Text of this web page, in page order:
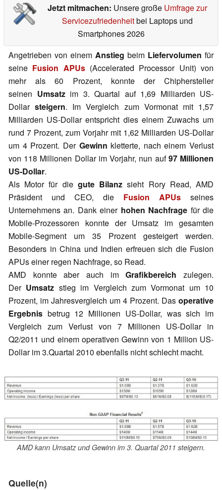
Jetzt mitmachen: Unsere große Umfrage zur
Servicezufriedenheitbei Laptops und
Smartphones 2026
Angetrieben von einem Anstieg beim Liefervolumen für
seine Fusion APUs(Accelerated Processor Unit) von
mehr als 60 Prozent, konnte der Chiphersteller
seinen Umsatzim 3. Quartal auf 1,69 Milliarden US-
Dollarsteigern. Im Vergleich zum Vormonat mit 1,57
Milliarden US-Dollar entspricht dies einem Zuwachs um
rund 7 Prozent, zum Vorjahr mit 1,62 Milliarden US-Dollar
um 4 Prozent. Der Gewinn kletterte, nach einem Verlust
von 118 Millionen Dollar im Vorjahr, nun auf97 Millionen
US-Dollar.
Als Motor für die gute Bilanz sieht Rory Read, AMD
Präsident und CEO, die Fusion APUs seines
Unternehmens an. Dank einer hohen Nachfrage für die
Mobile-Prozessoren konnte der Umsatz im gesamten
Mobile-Segment um 35 Prozent gesteigert werden.
Besonders in China und Indien erfreuen sich die Fusion
APUs einer regen Nachfrage, so Read.
AMD konnte aber auch imGrafikbereich zulegen.
Der Umsatz stieg im Vergleich zum Vormonat um 10
Prozent, im Jahresvergleich um 4 Prozent. Das operative
Ergebnis betrug 12 Millionen US-Dollar, was sich im
Vergleich zum Verlust von 7 Millionen US-Dollar in
Q2/2011 und einem operativen Gewinn von 1 Million US-
Dollar im 3.Quartal 2010 ebenfalls nicht schlecht macht.
AMD kann Umsatz und Gewinn im 3. Quartal 2011 steigern.
Quelle(n)